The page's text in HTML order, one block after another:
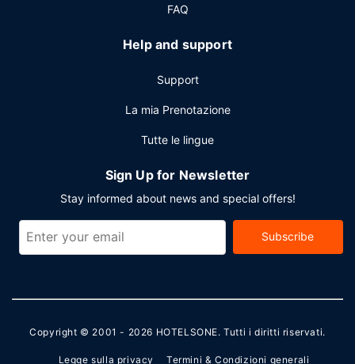
FAQ
Help and support
Support
La mia Prenotazione
Tutte le lingue
Sign Up for Newsletter
Stay informed about news and special offers!
Subscribe
Copyright © 2001 - 2026 HOTELSONE. Tutti i diritti riservati.
Legge sulla privacy Termini & Condizioni generali